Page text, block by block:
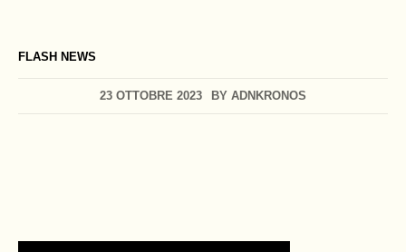
FLASH NEWS
23 OTTOBRE 2023 BY ADNKRONOS